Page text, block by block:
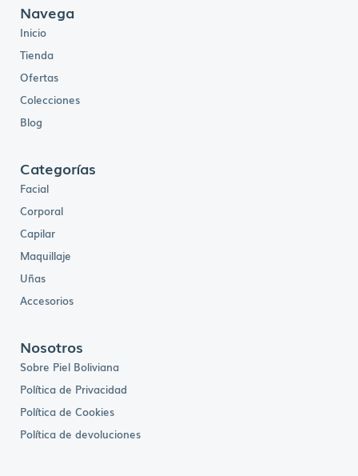
Navega
Inicio
Tienda
Ofertas
Colecciones
Blog
Categorías
Facial
Corporal
Capilar
Maquillaje
Uñas
Accesorios
Nosotros
Sobre Piel Boliviana
Política de Privacidad
Política de Cookies
Política de devoluciones